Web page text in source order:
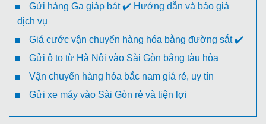
Gửi hàng Ga giáp bát ✔️ Hướng dẫn và báo giá
dịch vụ
Giá cước vận chuyển hàng hóa bằng đường sắt ✔️
Gửi ô to từ Hà Nội vào Sài Gòn bằng tàu hỏa
Vận chuyển hàng hóa bắc nam giá rẻ, uy tín
Gửi xe máy vào Sài Gòn rẻ và tiện lợi